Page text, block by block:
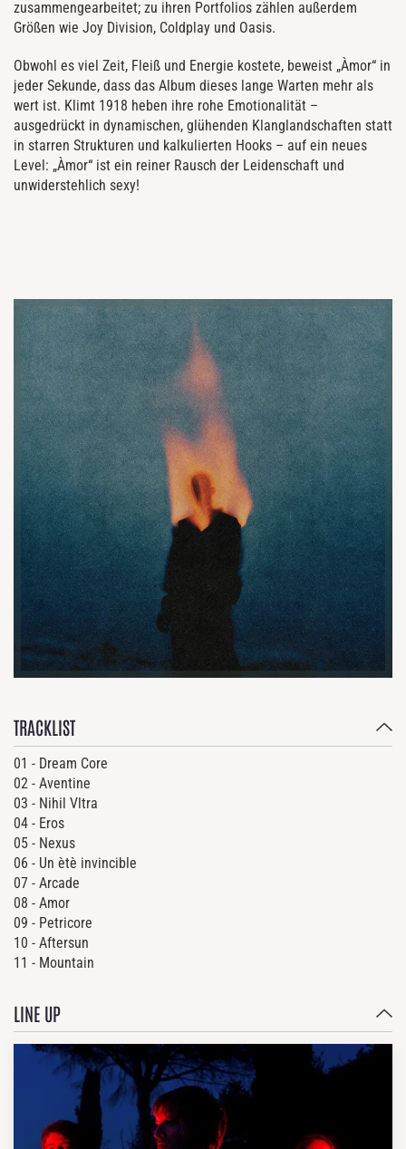
zusammengearbeitet; zu ihren Portfolios zählen außerdem
Größen wie Joy Division, Coldplay und Oasis.
Obwohl es viel Zeit, Fleiß und Energie kostete, beweist „Àmor“ in
jeder Sekunde, dass das Album dieses lange Warten mehr als
wert ist. Klimt 1918 heben ihre rohe Emotionalität –
ausgedrückt in dynamischen, glühenden Klanglandschaften statt
in starren Strukturen und kalkulierten Hooks – auf ein neues
Level: „Àmor“ ist ein reiner Rausch der Leidenschaft und
unwiderstehlich sexy!
TRACKLIST
01 - Dream Core
02 - Aventine
03 - Nihil Vltra
04 - Eros
05 - Nexus
06 - Un ètè invincible
07 - Arcade
08 - Amor
09 - Petricore
10 - Aftersun
11 - Mountain
LINE UP